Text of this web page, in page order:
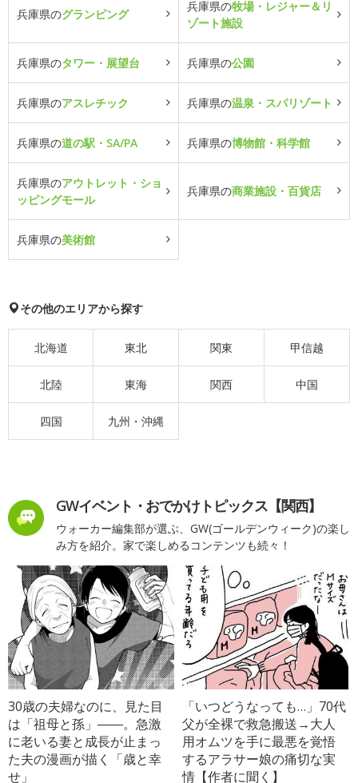
兵庫県のグランピング
兵庫県の牧場・レジャー＆リ
ゾート施設
兵庫県のタワー・展望台 兵庫県の公園
兵庫県のアスレチック 兵庫県の温泉・スパリゾート
兵庫県の道の駅・SA/PA 兵庫県の博物館・科学館
兵庫県のアウトレット・ショ
ッピングモール
兵庫県の商業施設・百貨店
兵庫県の美術館
その他のエリアから探す
北海道 東北 関東 甲信越
北陸 東海 関西 中国
四国 九州・沖縄
GWイベント・おでかけトピックス【関西】
ウォーカー編集部が選ぶ、GW(ゴールデンウィーク)の楽し
み方を紹介。家で楽しめるコンテンツも続々！
30歳の夫婦なのに、見た目
は「祖母と孫」――。急激
に老いる妻と成長が止まっ
た夫の漫画が描く「歳と幸
せ」
「いつどうなっても…」70代
父が全裸で救急搬送→大人
用オムツを手に最悪を覚悟
するアラサー娘の痛切な実
情【作者に聞く】